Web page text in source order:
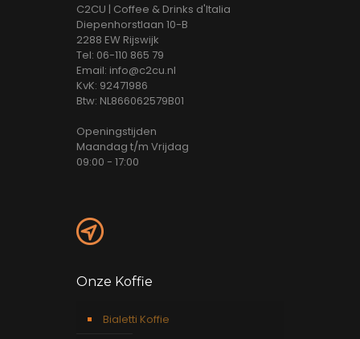
C2CU | Coffee & Drinks d'Italia
Diepenhorstlaan 10-B
2288 EW Rijswijk
Tel: 06-110 865 79
Email: info@c2cu.nl
KvK: 92471986
Btw: NL866062579B01
Openingstijden
Maandag t/m Vrijdag
09:00 - 17:00
Onze Koffie
Bialetti Koffie